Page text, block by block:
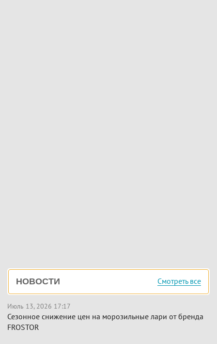
Боковая
панель
НОВОСТИ Смотреть все
Июль 13, 2026 17:17
Сезонное снижение цен на морозильные лари от бренда
FROSTOR